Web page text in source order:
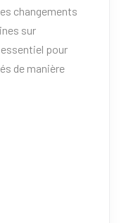
changements
sur
essentiel pour
de manière